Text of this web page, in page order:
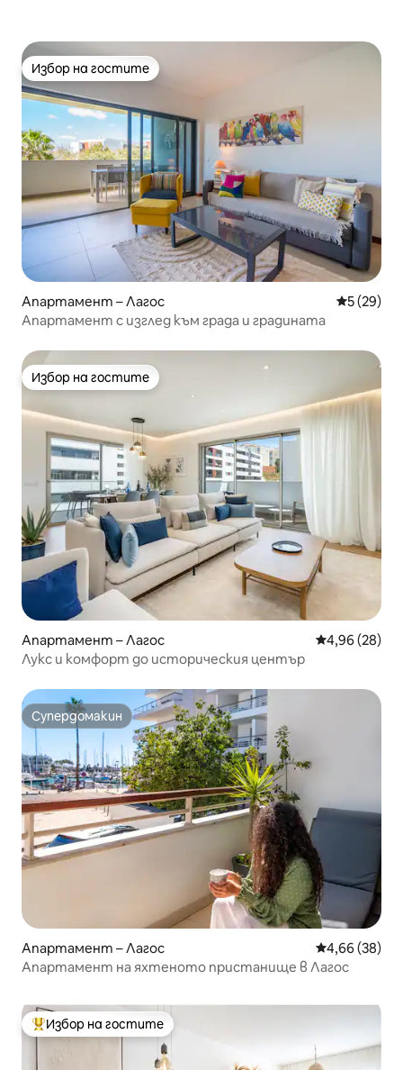
Избор на гостите
Избор на гостите
Апартамент – Лагос Средна
5 (29)
Апартамент с изглед към града и градината
Избор на гостите
Избор на гостите
Апартамент – Лагос Средна
4,96 (28)
Лукс и комфорт до историческия център
Супердомакин
Супердомакин
Апартамент – Лагос Средна
4,66 (38)
Апартамент на яхтеното пристанище в Лагос
Най-популярен избор на гостите
Избор на гостите